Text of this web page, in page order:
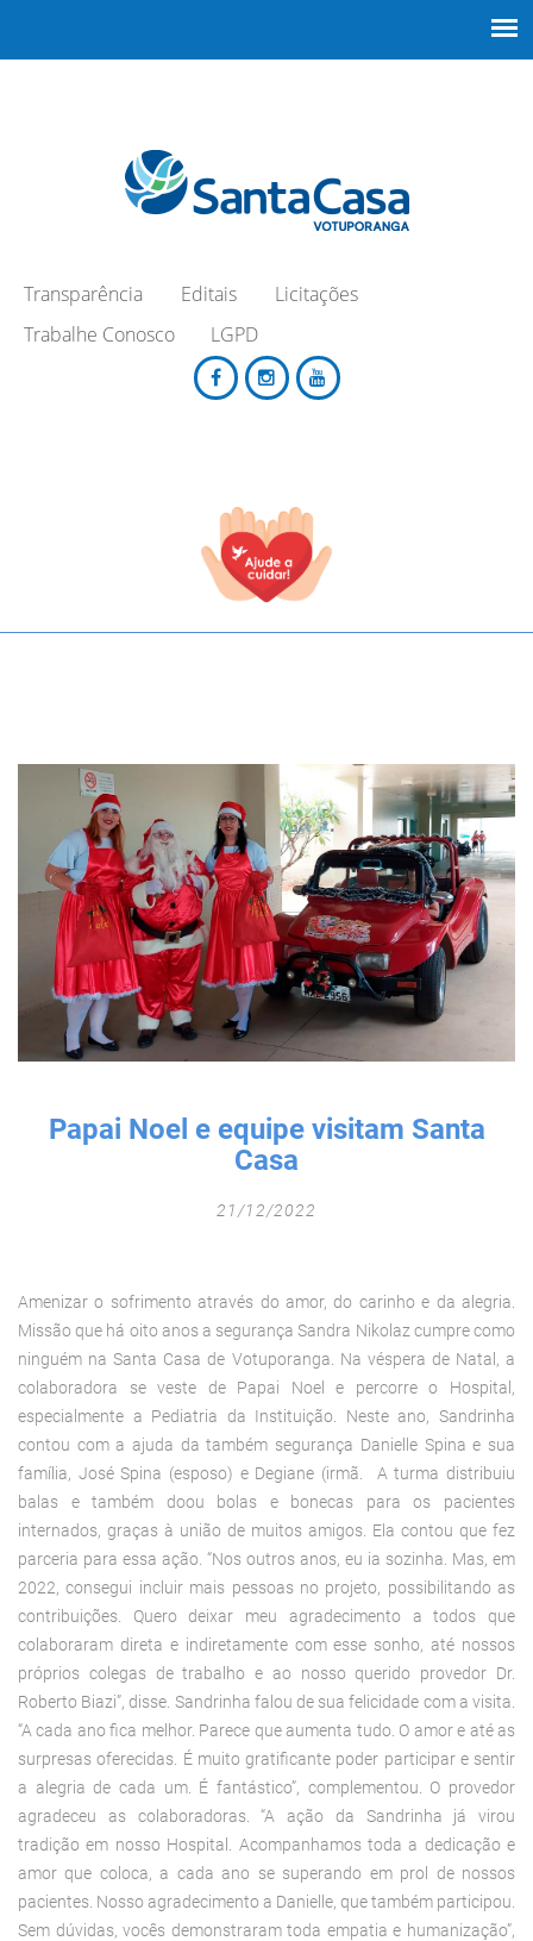
Transparência Editais
Licitações
Trabalhe Conosco
LGPD
TODOS OS CAMPOS SÃO OBRIGATÓRIOS.
Papai Noel e equipe visitam Santa
Casa
21/12/2022
Amenizar o sofrimento através do amor, do carinho e da alegria.
Missão que há oito anos a segurança Sandra Nikolaz cumpre como
ninguém na Santa Casa de Votuporanga. Na véspera de Natal, a
colaboradora se veste de Papai Noel e percorre o Hospital,
especialmente a Pediatria da Instituição. Neste ano, Sandrinha
contou com a ajuda da também segurança Danielle Spina e sua
família, José Spina (esposo) e Degiane (irmã. A turma distribuiu
balas e também doou bolas e bonecas para os pacientes
internados, graças à união de muitos amigos. Ela contou que fez
parceria para essa ação. “Nos outros anos, eu ia sozinha. Mas, em
2022, consegui incluir mais pessoas no projeto, possibilitando as
contribuições. Quero deixar meu agradecimento a todos que
colaboraram direta e indiretamente com esse sonho, até nossos
próprios colegas de trabalho e ao nosso querido provedor Dr.
Roberto Biazi”, disse. Sandrinha falou de sua felicidade com a visita.
“A cada ano fica melhor. Parece que aumenta tudo. O amor e até as
surpresas oferecidas. É muito gratificante poder participar e sentir
a alegria de cada um. É fantástico”, complementou. O provedor
agradeceu as colaboradoras. “A ação da Sandrinha já virou
tradição em nosso Hospital. Acompanhamos toda a dedicação e
amor que coloca, a cada ano se superando em prol de nossos
pacientes. Nosso agradecimento a Danielle, que também participou.
Sem dúvidas, vocês demonstraram toda empatia e humanização”,